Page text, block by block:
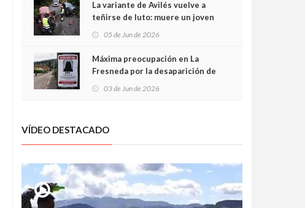
La variante de Avilés vuelve a
teñirse de luto: muere un joven
05 de Jun de 2026
Máxima preocupación en La
Fresneda por la desaparición de
03 de Jun de 2026
VÍDEO DESTACADO